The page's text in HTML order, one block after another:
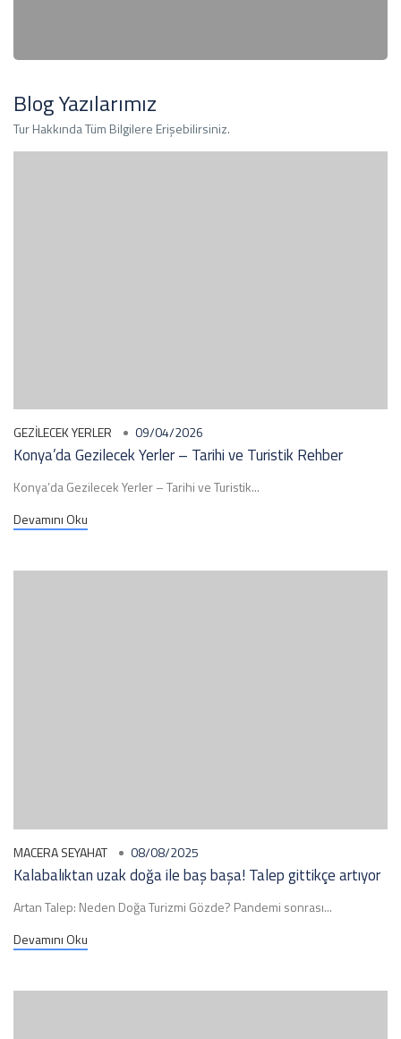
Blog Yazılarımız
Tur Hakkında Tüm Bilgilere Erişebilirsiniz.
GEZILECEK YERLER 09/04/2026
Konya’da Gezilecek Yerler – Tarihi ve Turistik Rehber
Konya’da Gezilecek Yerler – Tarihi ve Turistik...
Devamını Oku
MACERA SEYAHAT 08/08/2025
Kalabalıktan uzak doğa ile baş başa! Talep gittikçe artıyor
Artan Talep: Neden Doğa Turizmi Gözde? Pandemi sonrası...
Devamını Oku